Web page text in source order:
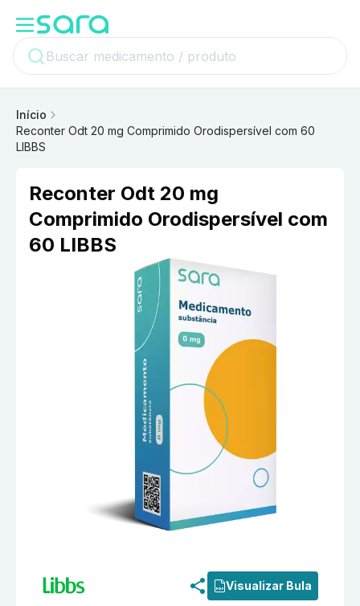
Início
Reconter Odt 20 mg Comprimido Orodispersível com 60
LIBBS
Reconter Odt 20 mg
Comprimido Orodispersível com
60 LIBBS
Visualizar Bula